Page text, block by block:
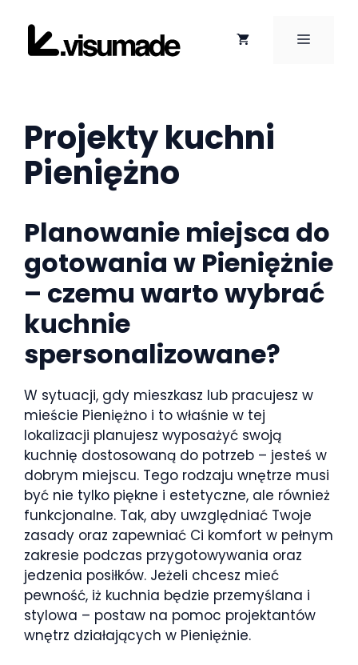
treści
MENU
Projekty kuchni
Pieniężno
Planowanie miejsca do
gotowania w Pieniężnie
– czemu warto wybrać
kuchnie
spersonalizowane?
W sytuacji, gdy mieszkasz lub pracujesz w
mieście Pieniężno i to właśnie w tej
lokalizacji planujesz wyposażyć swoją
kuchnię dostosowaną do potrzeb – jesteś w
dobrym miejscu. Tego rodzaju wnętrze musi
być nie tylko piękne i estetyczne, ale również
funkcjonalne. Tak, aby uwzględniać Twoje
zasady oraz zapewniać Ci komfort w pełnym
zakresie podczas przygotowywania oraz
jedzenia posiłków. Jeżeli chcesz mieć
pewność, iż kuchnia będzie przemyślana i
stylowa – postaw na pomoc projektantów
wnętrz działających w Pieniężnie.